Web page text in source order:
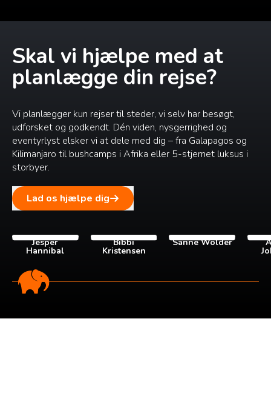
Skal vi hjælpe med at
planlægge din rejse?
Vi planlægger kun rejser til steder, vi selv har besøgt,
udforsket og godkendt. Dén viden, nysgerrighed og
eventyrlyst elsker vi at dele med dig – fra Galapagos og
Kilimanjaro til bushcamps i Afrika eller 5-stjernet luksus i
storbyer.
Lad os hjælpe dig
Jesper
Hannibal
Bibbi
Kristensen
Sanne Wolder